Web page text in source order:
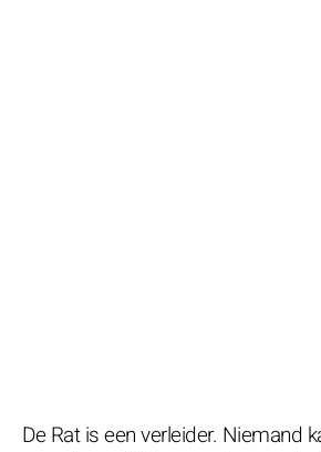
De Rat is een verleider. Niemand